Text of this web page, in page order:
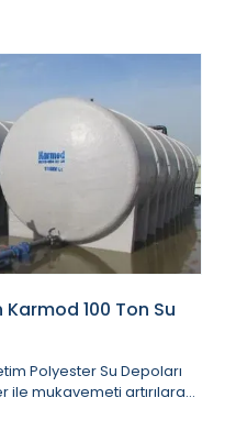
100 Ton Su
Polyester Su Depoları
mukavemeti artırılarak